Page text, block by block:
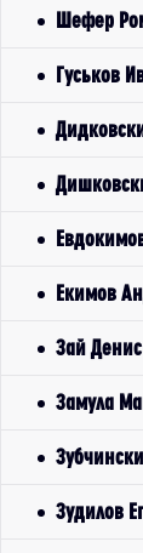
Шефер
Гуськов
Екимов
Зай Денис
Замула
Зудилов